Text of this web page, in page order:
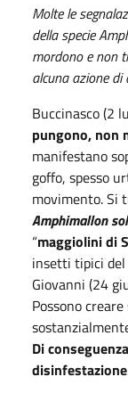
Molte le
della specie
mordono e non
alcuna azione
Buccinasco (2
pungono, non
manifestano
goffo, spesso
movimento. Si
Amphimallon
“maggiolini di
insetti tipici del
Giovanni (24
Possono
Di
disinfestazione